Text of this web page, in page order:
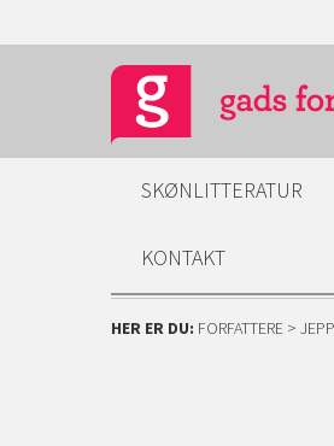
SKØNLITTERATUR
KONTAKT
HER ER DU: FORFATTERE >